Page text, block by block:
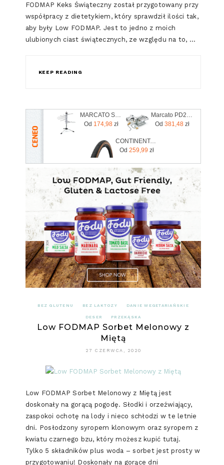
FODMAP Keks Świąteczny został przygotowany przy
współpracy z dietetykiem, który sprawdził ilości tak,
aby były Low FODMAP. Jest to jedno z moich
ulubionych ciast świątecznych, ze względu na to, …
KEEP READING
MARCATO SUSZARKA DO MAKARONU TPNEU
Od 174,98 zł
Marcato PD220V
Od 381,48 zł
CONTINENTAL opona Terra Competition Trail czarny-brązowy mieszanka Grip rozmiar 700x40C kod CO0150759
Od 259,99 zł
BEZ GLUTENU BEZ LAKTOZY DANIE WEGETARIAŃSKIE
DESER PRZEKĄSKA
Low FODMAP Sorbet Melonowy z
Miętą
27 CZERWCA, 2020
Low FODMAP Sorbet Melonowy z Miętą jest
doskonały na gorącą pogodę. Słodki i orzeźwiający,
zaspokoi ochotę na lody i nieco schłodzi w te letnie
dni. Posłodzony syropem klonowym oraz syropem z
kwiatu czarnego bzu, który możesz kupić tutaj.
Tylko 5 składników plus woda – sorbet jest prosty w
przygotowaniu! Doskonały na gorące dni